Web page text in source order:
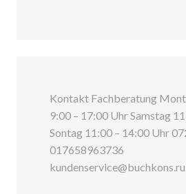
Kontakt Fachberatung
9:00 – 17:00 Uhr Samstag
Sontag 11:00 – 14:00 Uhr
017658963736
kundenservice@buchkons.ru